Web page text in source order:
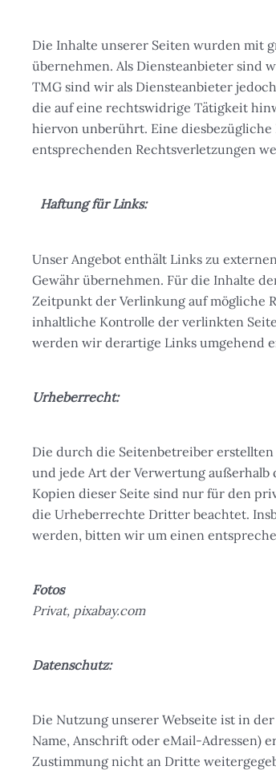
Die Inhalte unserer Seiten wurden mit
übernehmen. Als Diensteanbieter sind
TMG sind wir als Diensteanbieter
die auf eine rechtswidrige Tätigkeit
hiervon unberührt. Eine
entsprechenden Rechtsverletzungen
Haftung für Links:
Unser Angebot enthält Links zu
Gewähr übernehmen. Für die Inhalte
Zeitpunkt der Verlinkung auf mögliche
inhaltliche Kontrolle der verlinkten
werden wir derartige Links umgehend
Urheberrecht:
Die durch die Seitenbetreiber
und jede Art der Verwertung außerhalb
Kopien dieser Seite sind nur für den
die Urheberrechte Dritter beachtet.
werden, bitten wir um einen
Fotos
Privat, pixabay.com
Datenschutz:
Die Nutzung unserer Webseite ist in
Name, Anschrift oder eMail-Adressen)
Zustimmung nicht an Dritte